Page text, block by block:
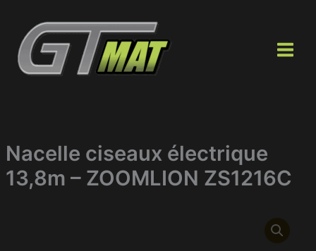
contenu
Nacelle ciseaux électrique
13,8m – ZOOMLION ZS1216C